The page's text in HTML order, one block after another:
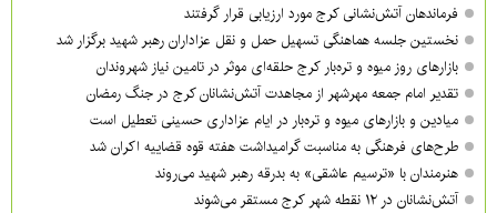
فرماندهان آتش‌نشانی کرج مورد ارزیابی قرار گرفتند
نخستین جلسه هماهنگی تسهیل حمل و نقل عزاداران رهبر شهید برگزار شد
بازارهای روز میوه و تره‌بار کرج حلقه‌ای موثر در تامین نیاز شهروندان
تقدیر امام جمعه مهرشهر از مجاهدت آتش‌نشانان کرج در جنگ رمضان
میادین و بازارهای میوه و تره‌بار در ایام عزاداری حسینی تعطیل است
طرح‌های فرهنگی به مناسبت گرامیداشت هفته قوه قضاییه اکران شد
هنرمندان با «ترسیم عاشقی» به بدرقه رهبر شهید می‌روند
آتش‌نشانان در ۱۲ نقطه شهر کرج مستقر می‌شوند